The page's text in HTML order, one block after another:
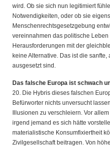
wird. Ob sie sich nun legitimiert
Notwendigkeiten, oder ob sie
Menschenrechtsgesetzgebung
vereinnahmen das politische
Herausforderungen mit der
keine Alternative. Das ist die
ausgesetzt sind.
Das falsche Europa ist schwach
20. Die Hybris dieses falschen
Befürworter nichts unversucht
Illusionen zu verschleiern. Vor
irgend jemand es sich hätte
materialistische Konsumfixiertheit
Zivilgesellschaft beitragen. Von